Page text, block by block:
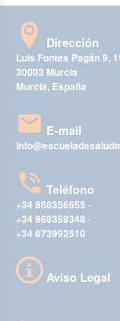
Dirección
Luis Fontes Pagán 9,
30003 Murcia
Murcia, España
E-mail
Teléfono
+34 968356655 -
+34 968359348 -
+34 673992510
Aviso Legal